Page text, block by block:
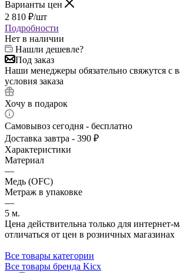
Варианты цен
2 810 ₽/шт
Подробности
Нет в наличии
Нашли дешевле?
Под заказ
Наши менеджеры обязательно свяжутся с
условия заказа
Хочу в подарок
Самовывоз сегодня - бесплатно
Доставка завтра - 390 ₽
Характеристики
Материал
—
Медь (OFC)
Метраж в упаковке
—
5 м.
Цена действительна только для интернет-
отличаться от цен в розничных магазинах
Все товары категории
Все товары бренда Kicx